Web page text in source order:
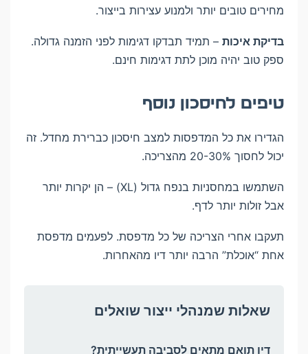
מחירים טובים יותר ולמנוע עצירות בייצור.
בדיקת איכות – תמיד תבדקו דגימות לפני הזמנה גדולה.
ספק טוב יהיה מוכן לתת דגימות חינם.
טיפים לחיסכון נוסף
הגדירו את כל המדפסות למצב חיסכון כברירת מחדל. זה
יכול לחסוך 20-30% מהצריכה.
השתמשו במחסניות בנפח גדול (XL) – הן יקרות יותר
אבל זולות יותר לדף.
תעקבו אחרי הצריכה של כל מדפסת. לפעמים מדפסת
אחת “אוכלת” הרבה יותר דיו מהאחרות.
שאלות שמנהלי ייצור שואלים
דיו תואם מתאים לסביבה תעשייתית?